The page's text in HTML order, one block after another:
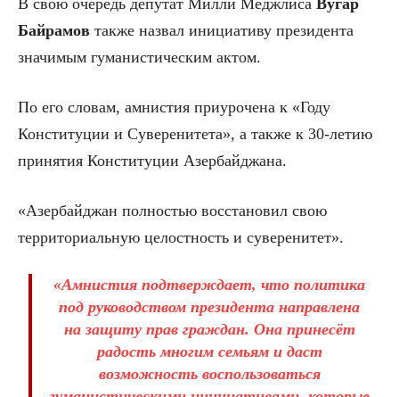
В свою очередь депутат Милли Меджлиса Вугар
Байрамов также назвал инициативу президента
значимым гуманистическим актом.
По его словам, амнистия приурочена к «Году
Конституции и Суверенитета», а также к 30-летию
принятия Конституции Азербайджана.
«Азербайджан полностью восстановил свою
территориальную целостность и суверенитет».
«Амнистия подтверждает, что политика
под руководством президента направлена
на защиту прав граждан. Она принесёт
радость многим семьям и даст
возможность воспользоваться